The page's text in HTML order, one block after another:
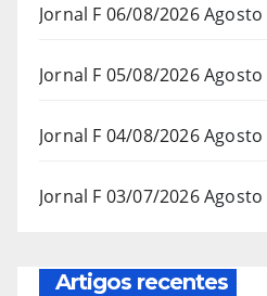
Jornal F 06/08/2026Agosto
Jornal F 05/08/2026Agosto
Jornal F 04/08/2026Agosto
Jornal F 03/07/2026Agosto
Artigos recentes